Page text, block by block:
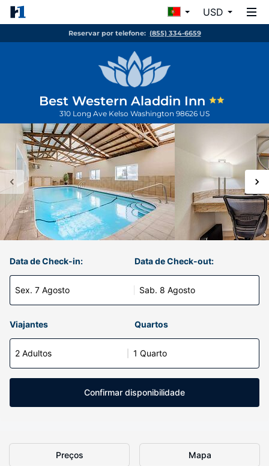
USD
Reservar por telefone: (855) 334-6659
Best Western Aladdin Inn
310 Long Ave Kelso Washington 98626 US
Data de Check-in:
Sex. 7 Agosto
Data de Check-out:
Sab. 8 Agosto
Viajantes Quartos
2 Adultos 1 Quarto
Confirmar disponibilidade
Preços Mapa